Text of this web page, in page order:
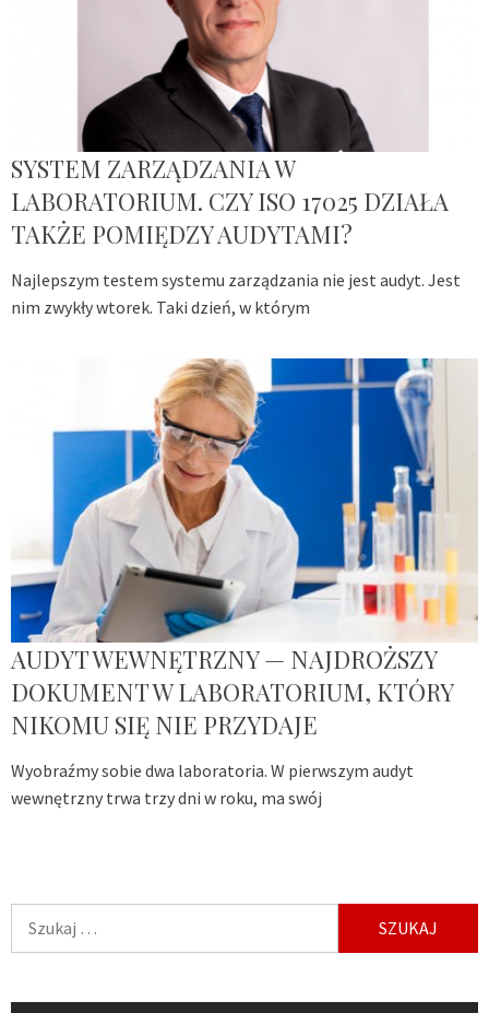
SYSTEM ZARZĄDZANIA W
LABORATORIUM. CZY ISO 17025 DZIAŁA
TAKŻE POMIĘDZY AUDYTAMI?
Najlepszym testem systemu zarządzania nie jest audyt. Jest
nim zwykły wtorek. Taki dzień, w którym
AUDYT WEWNĘTRZNY — NAJDROŻSZY
DOKUMENT W LABORATORIUM, KTÓRY
NIKOMU SIĘ NIE PRZYDAJE
Wyobraźmy sobie dwa laboratoria. W pierwszym audyt
wewnętrzny trwa trzy dni w roku, ma swój